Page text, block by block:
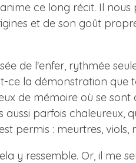
ce long récit. Il
et de son goût
de l'enfer, rythmée
la démonstration que
de mémoire où se sont
parfois chaleureux,
permis : meurtres, viols,
y ressemble. Or, il me